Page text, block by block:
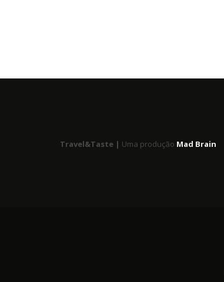
Travel&Taste | Uma produção Mad Brain